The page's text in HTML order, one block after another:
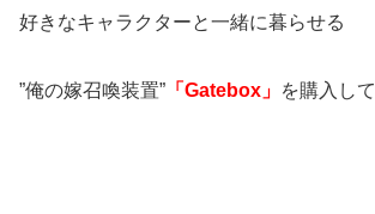
好きなキャラクターと一緒に暮らせる
”俺の嫁召喚装置” 「Gatebox」 を購入して